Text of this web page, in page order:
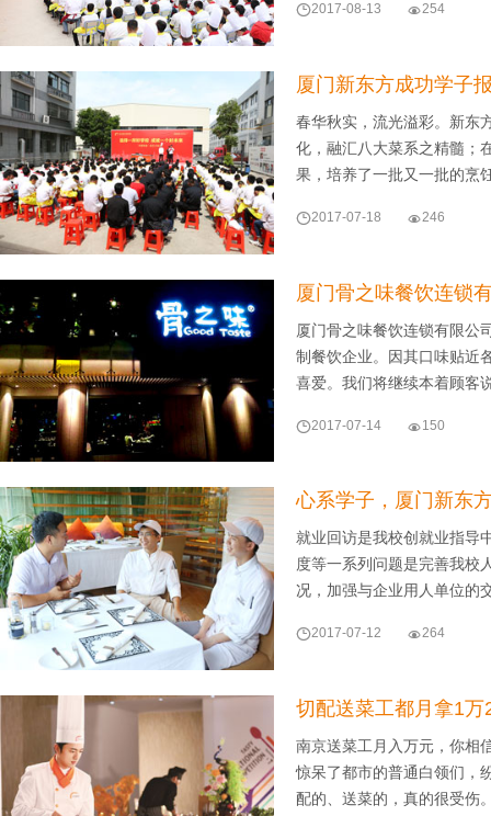
2017-08-13 254
厦门新东方成功学子
春华秋实，流光溢彩。新东
化，融汇八大菜系之精髓；
果，培养了一批又一批的
2017-07-18 246
厦门骨之味餐饮连锁
厦门骨之味餐饮连锁有限公
制餐饮企业。因其口味贴近
喜爱。我们将继续本着顾
2017-07-14 150
心系学子，厦门新东
就业回访是我校创就业指导
度等一系列问题是完善我校
况，加强与企业用人单位
2017-07-12 264
切配送菜工都月拿1
南京送菜工月入万元，你相
惊呆了都市的普通白领们，
配的、送菜的，真的很受